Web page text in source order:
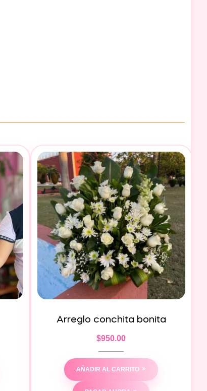
Arreglo conchita bonita
$950.00
AÑADIR AL CARRITO